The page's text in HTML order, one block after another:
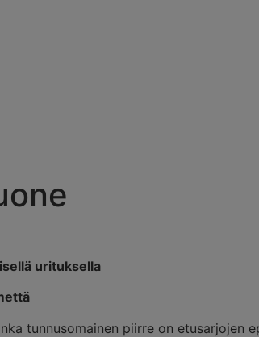
urituksella
tunnusomainen piirre on etusarjojen